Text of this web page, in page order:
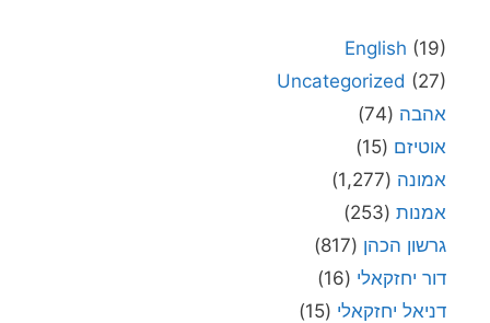
English (19)
Uncategorized (27)
אהבה (74)
אוטיזם (15)
אמונה (1,277)
אמנות (253)
גרשון הכהן (817)
דור יחזקאלי (16)
דניאל יחזקאלי (15)